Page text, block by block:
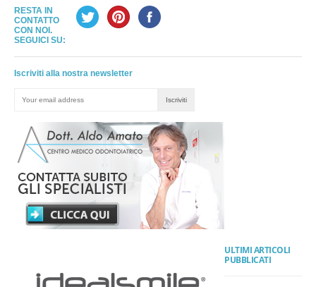
RESTA IN
CONTATTO
CON NOI.
SEGUICI SU:
Iscriviti alla nostra newsletter
ULTIMI ARTICOLI
PUBBLICATI